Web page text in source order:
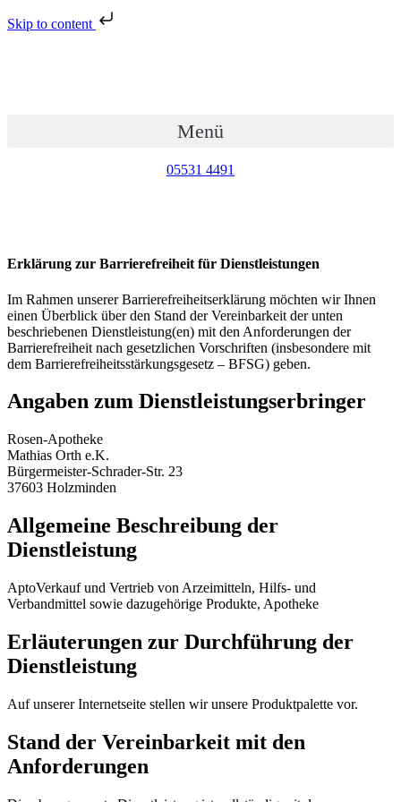
Skip to content
Menü
05531 4491
Erklärung zur Barrierefreiheit für Dienstleistungen
Im Rahmen unserer Barrierefreiheitserklärung möchten wir Ihnen
einen Überblick über den Stand der Vereinbarkeit der unten
beschriebenen Dienstleistung(en) mit den Anforderungen der
Barrierefreiheit nach gesetzlichen Vorschriften (insbesondere mit
dem Barrierefreiheitsstärkungsgesetz – BFSG) geben.
Angaben zum Dienstleistungserbringer
Rosen-Apotheke
Mathias Orth e.K.
Bürgermeister-Schrader-Str. 23
37603 Holzminden
Allgemeine Beschreibung der
Dienstleistung
AptoVerkauf und Vertrieb von Arzeimitteln, Hilfs- und
Verbandmittel sowie dazugehörige Produkte, Apotheke
Erläuterungen zur Durchführung der
Dienstleistung
Auf unserer Internetseite stellen wir unsere Produktpalette vor.
Stand der Vereinbarkeit mit den
Anforderungen